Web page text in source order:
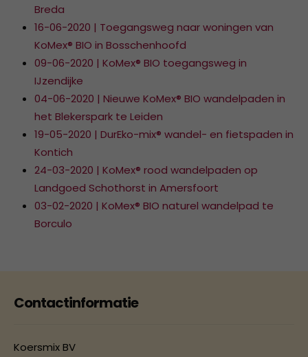
Breda
16-06-2020 | Toegangsweg naar woningen van
KoMex® BIO in Bosschenhoofd
09-06-2020 | KoMex® BIO toegangsweg in
IJzendijke
04-06-2020 | Nieuwe KoMex® BIO wandelpaden in
het Blekerspark te Leiden
19-05-2020 | DurEko-mix® wandel- en fietspaden in
Kontich
24-03-2020 | KoMex® rood wandelpaden op
Landgoed Schothorst in Amersfoort
03-02-2020 | KoMex® BIO naturel wandelpad te
Borculo
Contactinformatie
Koersmix BV